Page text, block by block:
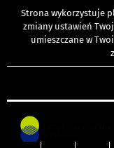
Strona wykorzystuje
zmiany ustawień
umieszczane w